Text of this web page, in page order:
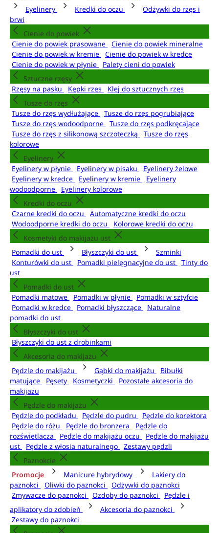
Eyelinery
Kredki do oczu
Odżywki do rzęs i
brwi
Cienie do powiek
Cienie do powiek prasowane
Cienie do powiek mineralne
Cienie do powiek w kremie
Cienie do powiek w kredce
Cienie do powiek w płynie
Palety cieni do powiek
Sztuczne rzęsy
Rzęsy na pasku
Kępki rzęs
Klej do sztucznych rzęs
Tusze do rzęs
Tusze do rzęs wydłużające
Tusze do rzęs pogrubiające
Tusze do rzęs wodoodporne
Tusze do rzęs podkręcające
Tusze do rzęs z silikonową szczoteczką
Tusze do rzęs
kolorowe
Eyelinery
Eyelinery w płynie
Eyelinery w pisaku
Eyelinery żelowe
Eyelinery w kredce
Eyelinery w kremie
Eyelinery
wodoodporne
Eyelinery kolorowe
Kredki do oczu
Czarne kredki do oczu
Automatyczne kredki do oczu
Wodoodporne kredki do oczu
Kolorowe kredki do oczu
Kosmetyki do makijażu ust
Pomadki do ust
Błyszczyki do ust
Szminki
Konturówki do ust
Pomadki pielęgnacyjne do ust
Tinty do
ust
Pomadki do ust
Pomadki matowe
Pomadki w płynie
Pomadki w sztyfcie
Pomadki w kredce
Pomadki błyszczące
Naturalne
pomadki do ust
Błyszczyki do ust
Błyszczyki do ust z drobinkami
Akcesoria do makijażu
Pędzle do makijażu
Gąbki do makijażu
Bibułki
matujące
Pęsety Kosmetyczki
Pozostałe akcesoria do
makijażu
Pędzle do makijażu
Pędzle do podkładu
Pędzle do pudru
Pędzle do korektora
Pędzle do różu
Pędzle do bronzera
Pędzle do
rozświetlacza
Pędzle do makijażu oczu
Pędzle do makijażu
ust
Pędzle z włosia naturalnego
Zestawy pędzli
Paznokcie
Promocje
Manicure hybrydowy
Lakiery do
paznokci
Oliwki do paznokci
Odżywki do paznokci
Zmywacze do paznokci
Ozdoby do paznokci
Pędzle i
aplikatory do zdobień
Akcesoria do paznokci
Zestawy do paznokci